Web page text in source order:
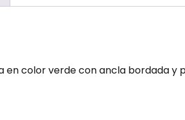
color verde con ancla bordada y